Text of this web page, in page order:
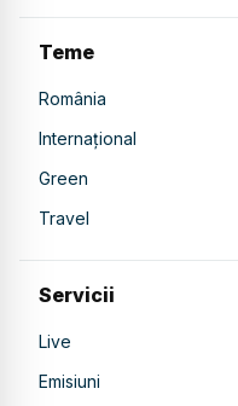
Teme
România
Internațional
Green
Travel
Servicii
Live
Emisiuni